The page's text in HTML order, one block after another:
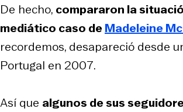
De hecho, compararon la
mediático caso deMadeleine
recordemos, desapareció desde
Portugal en 2007.
Así que algunos de sus